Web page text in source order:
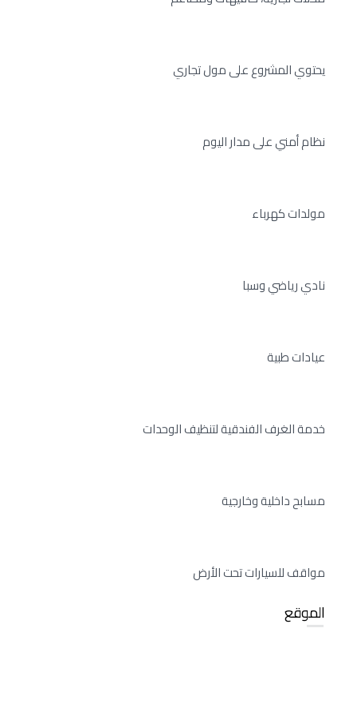
يحتوي المشروع على مول تجاري
نظام أمني على مدار اليوم
مولدات كهرباء
نادي رياضي وسبا
عيادات طبية
خدمة الغرف الفندقية لتنظيف الوحدات
مسابح داخلية وخارجية
مواقف للسيارات تحت الأرض
الموقع